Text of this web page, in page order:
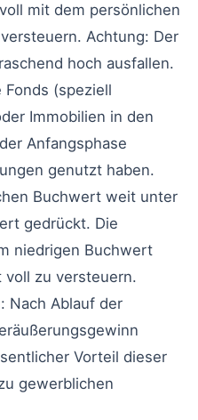
mit dem persönlichen
Achtung: Der
hoch ausfallen.
Fonds (speziell
Immobilien in den
Anfangsphase
genutzt haben.
Buchwert weit unter
gedrückt. Die
niedrigen Buchwert
voll zu versteuern.
Nach Ablauf der
Vorteil dieser
gewerblichen